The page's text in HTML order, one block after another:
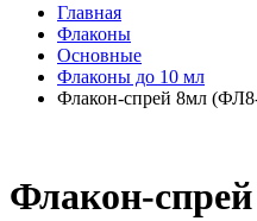
Главная
Флаконы
Основные
Флаконы до 10 мл
Флакон-спрей 8мл
Флакон-